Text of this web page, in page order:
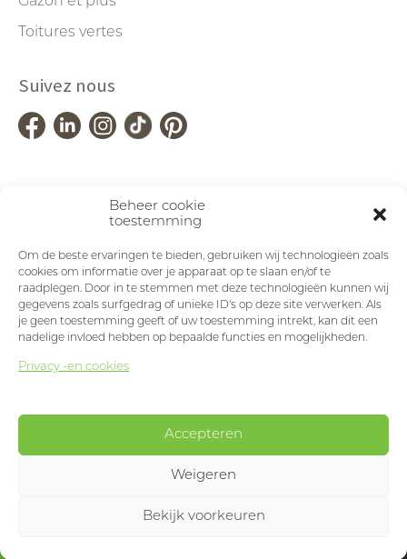
Beheer cookie
toestemming
Om de beste ervaringen te bieden, gebruiken wij technologieën zoals
cookies om informatie over je apparaat op te slaan en/of te
raadplegen. Door in te stemmen met deze technologieën kunnen wij
gegevens zoals surfgedrag of unieke ID's op deze site verwerken. Als
je geen toestemming geeft of uw toestemming intrekt, kan dit een
nadelige invloed hebben op bepaalde functies en mogelijkheden.
Privacy -en cookies
Accepteren
Weigeren
Bekijk voorkeuren
Toitures vertes
Suivez nous
Designed & developed by